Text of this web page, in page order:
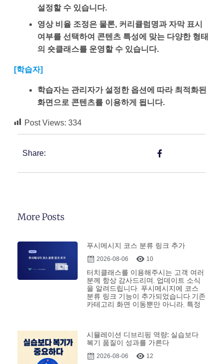
설정할 수 있습니다.
영상 비율 조정은 물론, 커리큘럼명과 자막 표시
여부를 선택하여 콘텐츠 특성에 맞는 다양한 형태
의 숏클래스를 운영할 수 있습니다.
[학습자]
학습자는 관리자가 설정한 옵션에 따라 최적화된
화면으로 콘텐츠를 이용하게 됩니다.
Post Views: 334
Share:
More Posts
푸시메시지 코스 분류 링크 추가
2026-08-06 10
터치클래스를 이용해주시는 고객 여러
분께 항상 감사드리며, 업데이트 소식
을 알려드립니다. 푸시메시지에 코스
분류 링크 기능이 추가되었습니다.기존
카테고리 화면 이동뿐만 아니라, 특정
시뮬레이션 디브리핑 역량: 실습보다
복기 품질이 성과를 가른다
2026-08-06 12